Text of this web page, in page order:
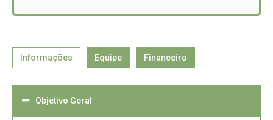
Informações Equipe Financeiro
Objetivo Geral